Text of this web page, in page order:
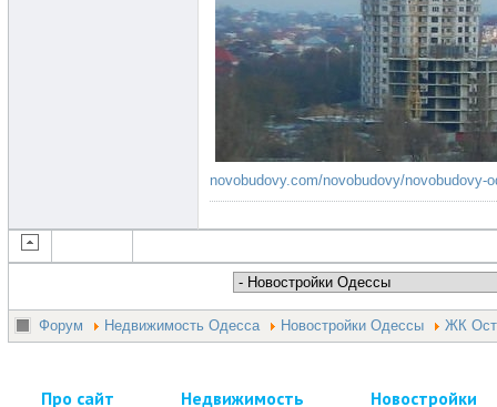
novobudovy.com/novobudovy/novobudovy-
Форум Недвижимость Одесса Новостройки Одессы ЖК
Про сайт Недвижимость Новостройки